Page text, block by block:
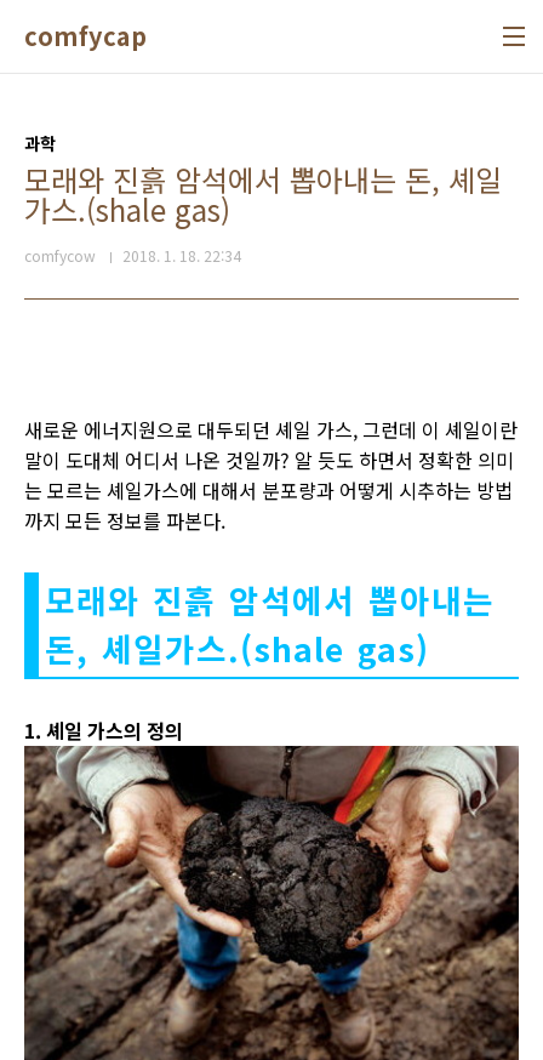
comfycap
과학
모래와 진흙 암석에서 뽑아내는 돈, 셰일
가스.(shale gas)
comfycow 2018. 1. 18. 22:34
새로운 에너지원으로 대두되던 셰일 가스, 그런데 이 셰일이란
말이 도대체 어디서 나온 것일까? 알 듯도 하면서 정확한 의미
는 모르는 셰일가스에 대해서 분포량과 어떻게 시추하는 방법
까지 모든 정보를 파본다.
모래와 진흙 암석에서 뽑아내는
돈, 셰일가스.(shale gas)
1. 셰일 가스의 정의